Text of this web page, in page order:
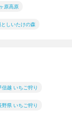
原高原
しいたけの森
信越 いちご狩り
野県 いちご狩り